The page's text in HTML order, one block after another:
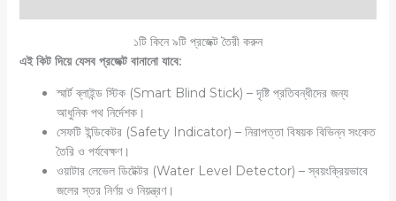
১টি কিনে ৯টি প্রজেক্ট তৈরী করুন
এই কিট দিয়ে যেসব প্রজেক্ট বানানো যাবে:
স্মার্ট ব্লাইন্ড স্টিক (Smart Blind Stick) – দৃষ্টি প্রতিবন্ধীদের জন্য
আধুনিক পথ নির্দেশক।
সেফটি ইন্ডিকেটর (Safety Indicator) – নিরাপত্তা বিষয়ক বিভিন্ন সংকেত
তৈরি ও পর্যবেক্ষণ।
ওয়াটার লেভেল ডিটেক্টর (Water Level Detector) – স্বয়ংক্রিয়ভাবে
জলের স্তর নির্ণয় ও নিয়ন্ত্রণ।